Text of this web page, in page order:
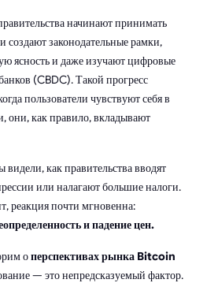
начинают принимать
законодательные рамки,
ясность и даже изучают цифровые
(CBDC). Такой прогресс
пользователи чувствуют себя в
они, как правило, вкладывают
как правительства вводят
или налагают большие налоги.
реакция почти мгновенна:
и падение цен.
оперспективах рынка Bitcoin
— это непредсказуемый фактор.